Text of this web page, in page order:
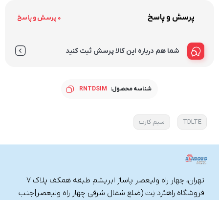
پرسش و پاسخ 0 پرسش و پاسخ
شما هم درباره این کالا پرسش ثبت کنید
شناسه محصول: RNTDSIM
TDLTE سیم کارت
تهران، چهار راه ولیعصر پاساژ ابریشم طبقه همکف پلاک ۷
فروشگاه راهبُرد نِت (ضلع شمال شرقی چهار راه ولیعصر|جنب